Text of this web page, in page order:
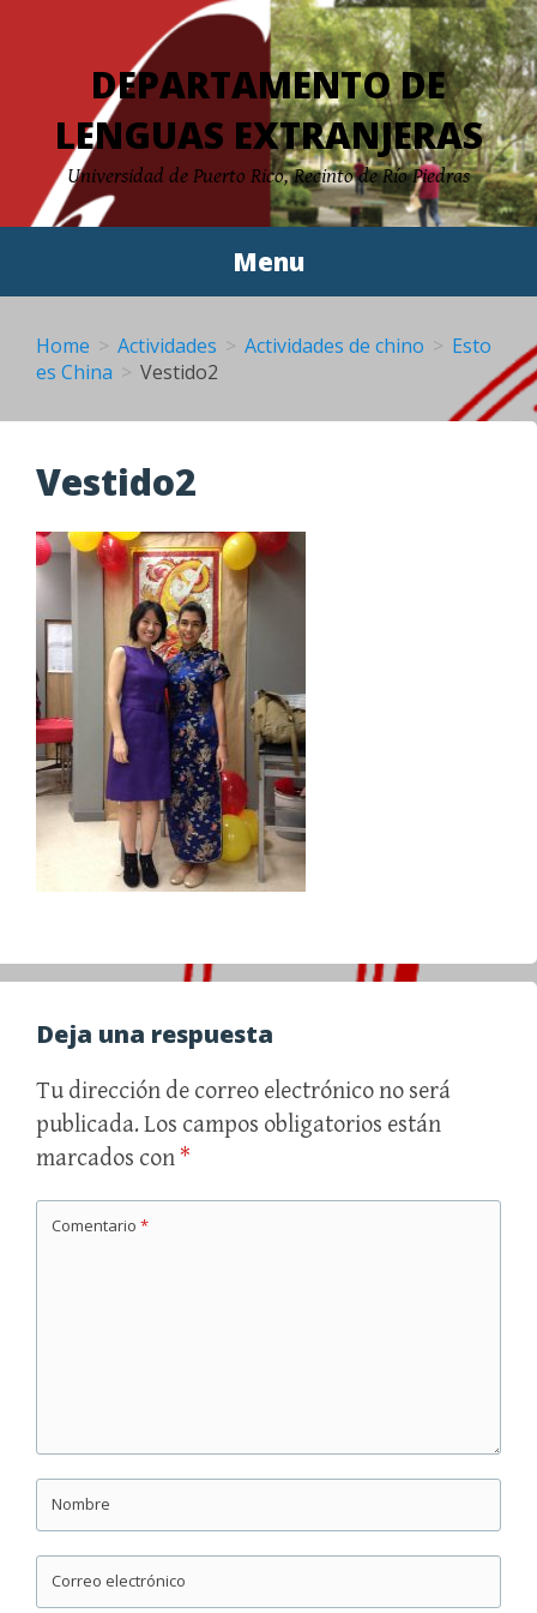
DEPARTAMENTO DE
LENGUAS EXTRANJERAS
Universidad de Puerto Rico, Recinto de Río Piedras
Menu
Home Actividades Actividades de chino
Esto
es China
Vestido2
Vestido2
Deja una respuesta
Tu dirección de correo electrónico no será
publicada. Los campos obligatorios están
marcados con *
Comentario *
Nombre
Correo electrónico